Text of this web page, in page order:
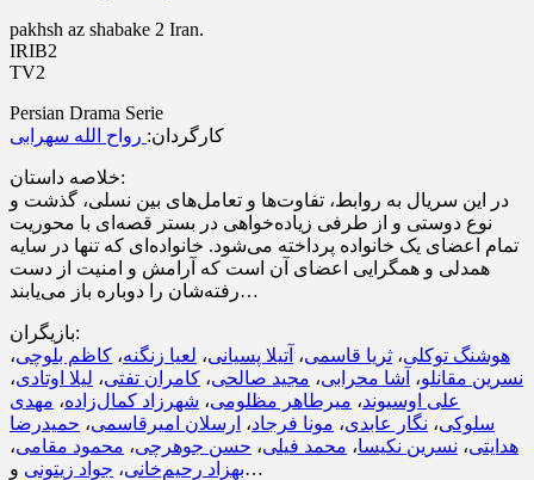
pakhsh az shabake 2 Iran.
IRIB2
TV2
Persian Drama Serie
کارگردان: رواح الله سهرابی
خلاصه داستان:
در این سریال به روابط، تفاوت‌ها و تعامل‌های بین نسلی، گذشت و
نوع دوستی و از طرفی زیاده‌خواهی در بستر قصه‌ای با محوریت
تمام اعضای یک خانواده پرداخته می‌شود. خانواده‌ای که تنها در سایه
همدلی و همگرایی اعضای آن است که آرامش و امنیت از دست
رفته‌شان را دوباره باز می‌یابند…
بازیگران:
هوشنگ توکلی، ثریا قاسمی، آتیلا پسیانی، لعیا زنگنه، کاظم بلوچی،
نسرین مقانلو، آشا محرابی، مجید صالحی، کامران تفتی، لیلا اوتادی،
علی اوسیوند، میرطاهر مظلومی، شهرزاد کمال‌زاده، مهدی
سلوکی، نگار عابدی، مونا فرجاد، ارسلان امیرقاسمی، حمیدرضا
هدایتی، نسرین نکیسا، محمد فیلی، حسن جوهرچی، محمود مقامی،
بهزاد رحیم‌خانی، جواد زیتونی و…